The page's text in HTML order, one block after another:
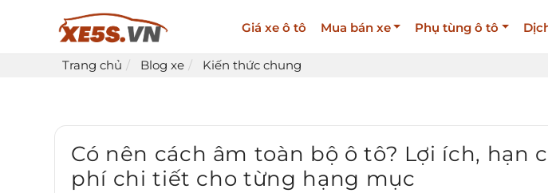
Giá xe ô tô Mua bán xe Phụ tùng ô tô
Trang chủ Blog xe Kiến thức chung
Có nên cách âm toàn bộ ô tô? Lợi ích, hạn
phí chi tiết cho từng hạng mục